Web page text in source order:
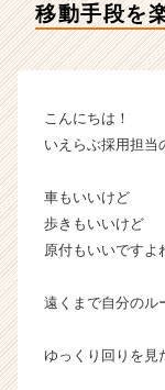
移動手段を
こんにちは！
いえらぶ採用担当
車もいいけど
歩きもいいけど
原付もいいですよ
遠くまで自分のル
ゆっくり回りを見